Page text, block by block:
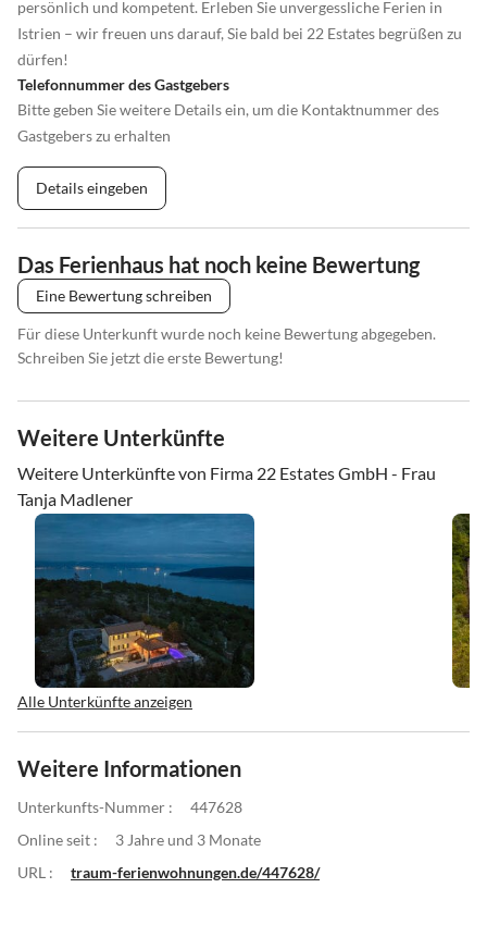
persönlich und kompetent. Erleben Sie unvergessliche Ferien in
Istrien – wir freuen uns darauf, Sie bald bei 22 Estates begrüßen zu
dürfen!
Telefonnummer des Gastgebers
Bitte geben Sie weitere Details ein, um die Kontaktnummer des
Gastgebers zu erhalten
Details eingeben
Das Ferienhaus hat noch keine Bewertung
Eine Bewertung schreiben
Für diese Unterkunft wurde noch keine Bewertung abgegeben.
Schreiben Sie jetzt die erste Bewertung!
Weitere Unterkünfte
Weitere Unterkünfte von Firma 22 Estates GmbH - Frau
Tanja Madlener
Alle Unterkünfte anzeigen
Weitere Informationen
Unterkunfts-Nummer :
447628
Online seit :
3 Jahre und 3 Monate
URL :
traum-ferienwohnungen.de/447628/